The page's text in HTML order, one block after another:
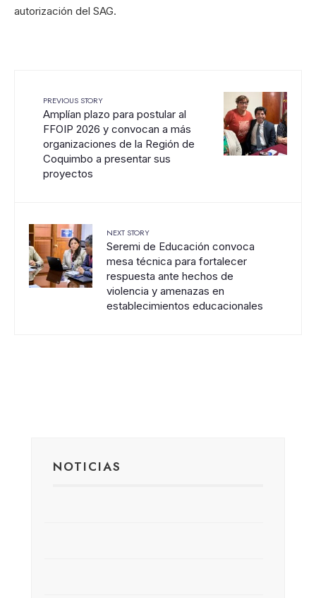
autorización del SAG.
PREVIOUS STORY
Amplían plazo para postular al
FFOIP 2026 y convocan a más
organizaciones de la Región de
Coquimbo a presentar sus
proyectos
NEXT STORY
Seremi de Educación convoca
mesa técnica para fortalecer
respuesta ante hechos de
violencia y amenazas en
establecimientos educacionales
NOTICIAS